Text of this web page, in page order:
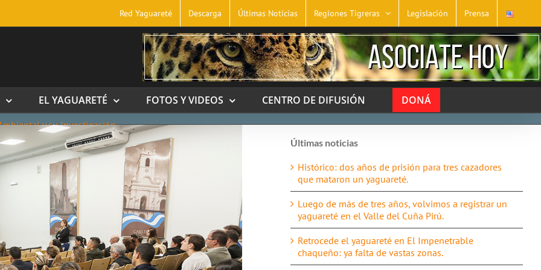
Red Yaguareté Descarga Últimas Noticias Regiones Tigreras Legislación Prensa
EL YAGUARETÉ FOTOS Y VIDEOS CENTRO DE DIFUSIÓN DONÁ
y su Investigación.
Últimas noticias
Histórico: dos años de prisión para tres cazadores
que mataron un yaguareté.
Luego de más de tres años, volvimos a registrar un
yaguareté en el Valle del Cuña Pirú.
Retrocede el yaguareté en El Impenetrable
chaqueño: ya falta de vastas zonas.